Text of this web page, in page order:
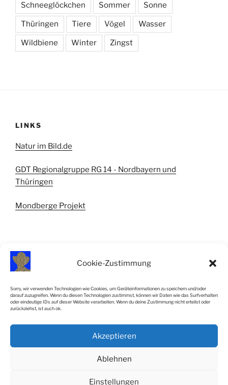
Cookie-Zustimmung
Sorry, wir verwenden Technologien wie Cookies, um Geräteinformationen zu speichern und/oder
darauf zuzugreifen. Wenn du diesen Technologien zustimmst, können wir Daten wie das Surfverhalten
oder eindeutige IDs auf dieser Website verarbeiten. Wenn du deine Zustimmung nicht erteilst oder
zurückziehst, ist auch ok.
Akzeptieren
Ablehnen
Einstellungen
Schneeglöckchen Sommer Sonne
Thüringen Tiere Vögel Wasser
Wildbiene Winter Zingst
LINKS
Natur im Bild.de
GDT Regionalgruppe RG 14 - Nordbayern und
Thüringen
Mondberge Projekt
IMPRESSUM
Impressum